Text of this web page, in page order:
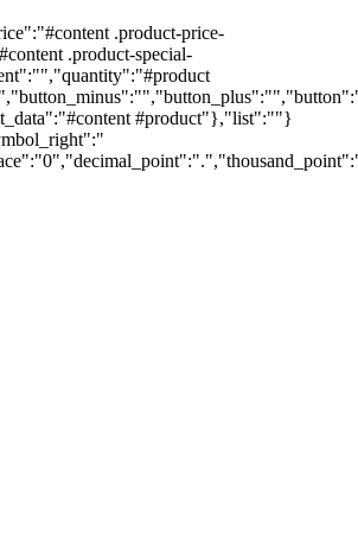
.product-price-
.product-special-
#product"},"list":""}